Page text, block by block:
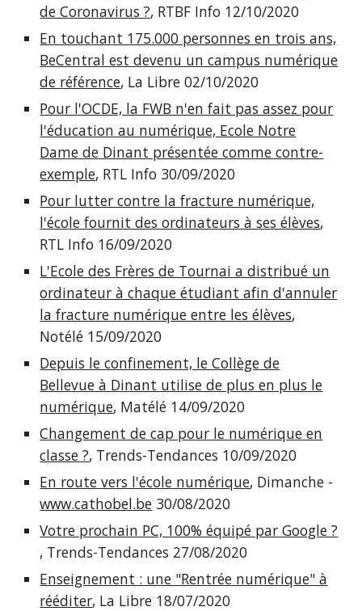
de Coronavirus ?, RTBF Info 12/10/2020
En touchant 175.000 personnes en trois ans,
BeCentral est devenu un campus numérique
de référence, La Libre 02/10/2020
Pour l'OCDE, la FWB n'en fait pas assez pour
l'éducation au numérique, Ecole Notre
Dame de Dinant présentée comme contre-
exemple, RTL Info 30/09/2020
Pour lutter contre la fracture numérique,
l'école fournit des ordinateurs à ses élèves,
RTL Info 16/09/2020
L'Ecole des Frères de Tournai a distribué un
ordinateur à chaque étudiant afin d'annuler
la fracture numérique entre les élèves,
Notélé 15/09/2020
Depuis le confinement, le Collège de
Bellevue à Dinant utilise de plus en plus le
numérique, Matélé 14/09/2020
Changement de cap pour le numérique en
classe ?, Trends-Tendances 10/09/2020
En route vers l'école numérique, Dimanche -
www.cathobel.be 30/08/2020
Votre prochain PC, 100% équipé par Google ?
, Trends-Tendances 27/08/2020
Enseignement : une "Rentrée numérique" à
rééditer, La Libre 18/07/2020